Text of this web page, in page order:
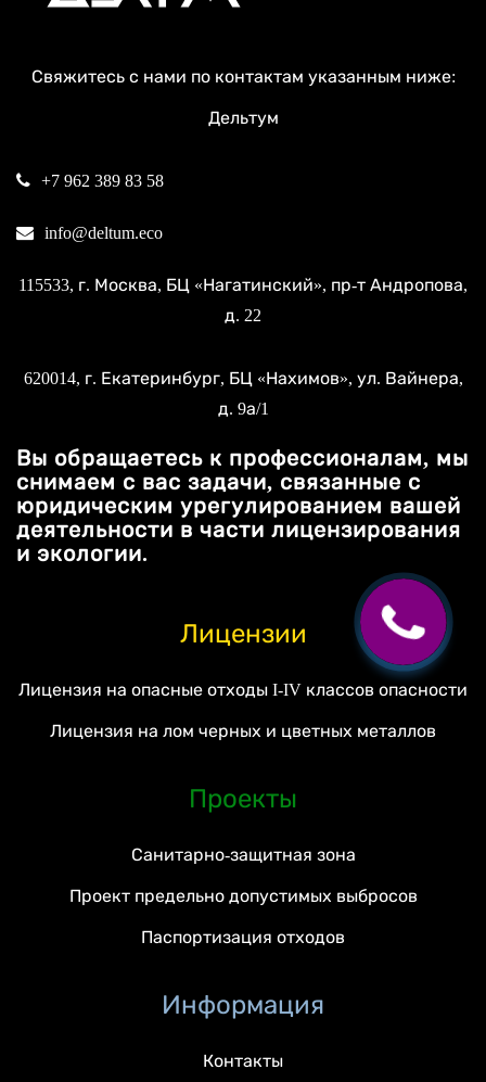
Свяжитесь с нами по контактам указанным ниже:
Дельтум
+7 962 389 83 58
info@deltum.eco
115533, г. Москва, БЦ «Нагатинский», пр-т Андропова,
д. 22
620014, г. Екатеринбург, БЦ «Нахимов», ул. Вайнера,
д. 9а/1
Вы обращаетесь к профессионалам, мы
снимаем с вас задачи, связанные с
юридическим урегулированием вашей
деятельности в части лицензирования
и экологии.
Лицензии
Лицензия на опасные отходы I-IV классов опасности
Лицензия на лом черных и цветных металлов
Проекты
Санитарно-защитная зона
Проект предельно допустимых выбросов
Паспортизация отходов
Информация
Контакты